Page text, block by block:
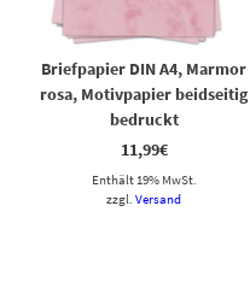
Briefpapier DIN A4, Marmor
rosa, Motivpapier beidseitig
bedruckt
11,99€
Enthält 19% MwSt.
zzgl.Versand